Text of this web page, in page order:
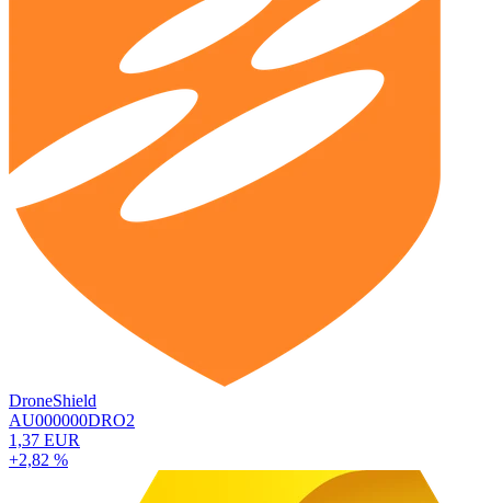
DroneShield
AU000000DRO2
1,37 EUR
+2,82 %